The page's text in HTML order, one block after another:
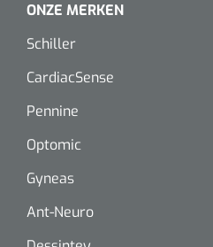
ONZE MERKEN
Schiller
CardiacSense
Pennine
Optomic
Gyneas
Ant-Neuro